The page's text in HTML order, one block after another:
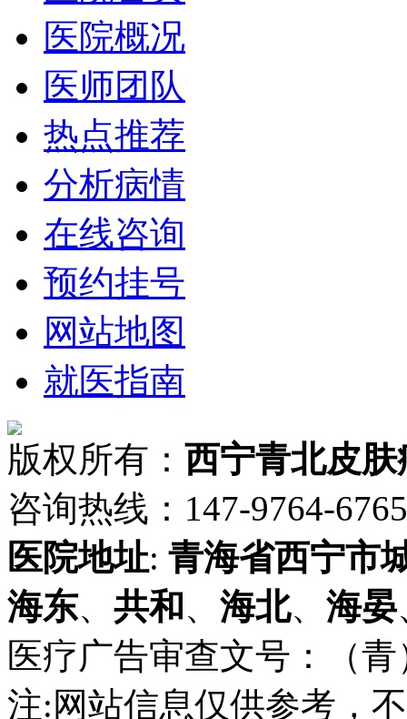
医院概况
医师团队
热点推荐
分析病情
在线咨询
预约挂号
网站地图
就医指南
版权所有： 西宁青北皮肤
咨询热线：147-9764-
医院地址: 青海省西宁市
海东、 共和 、 海北、 海晏
医疗广告审查文号：（
注:网站信息仅供参考，